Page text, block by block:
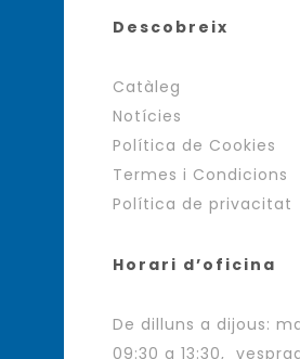
Descobreix
Catàleg
Notícies
Política de Cookies
Termes i Condicions
Política de privacitat
Horari d’oficina
De dilluns a dijous:
09:30 a 13:30,